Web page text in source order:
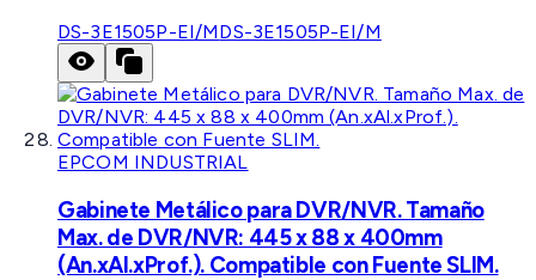
DS-3E1505P-EI/MDS-3E1505P-EI/M
EPCOM INDUSTRIAL
Gabinete Metálico para DVR/NVR. Tamaño
Max. de DVR/NVR: 445 x 88 x 400mm
(An.xAl.xProf.). Compatible con Fuente SLIM.